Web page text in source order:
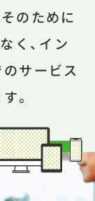
のために
く、イン
サービス
。